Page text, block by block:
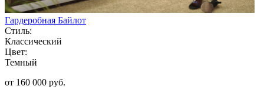
Гардеробная Байлот
Стиль:
Классический
Цвет:
Темный
от 160 000 руб.